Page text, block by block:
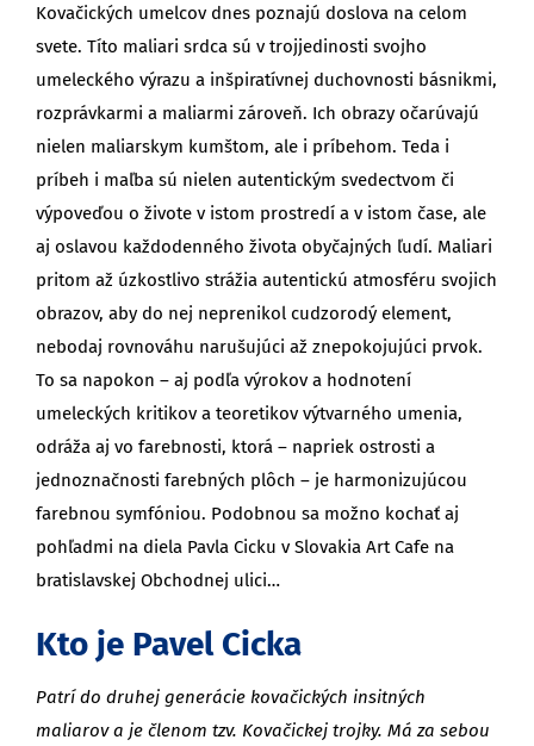
Kovačických umelcov dnes poznajú doslova na celom
svete. Títo maliari srdca sú v trojjedinosti svojho
umeleckého výrazu a inšpiratívnej duchovnosti básnikmi,
rozprávkarmi a maliarmi zároveň. Ich obrazy očarúvajú
nielen maliarskym kumštom, ale i príbehom. Teda i
príbeh i maľba sú nielen autentickým svedectvom či
výpoveďou o živote v istom prostredí a v istom čase, ale
aj oslavou každodenného života obyčajných ľudí. Maliari
pritom až úzkostlivo strážia autentickú atmosféru svojich
obrazov, aby do nej neprenikol cudzorodý element,
nebodaj rovnováhu narušujúci až znepokojujúci prvok.
To sa napokon – aj podľa výrokov a hodnotení
umeleckých kritikov a teoretikov výtvarného umenia,
odráža aj vo farebnosti, ktorá – napriek ostrosti a
jednoznačnosti farebných plôch – je harmonizujúcou
farebnou symfóniou. Podobnou sa možno kochať aj
pohľadmi na diela Pavla Cicku v Slovakia Art Cafe na
bratislavskej Obchodnej ulici…
Kto je Pavel Cicka
Patrí do druhej generácie kovačických insitných
maliarov a je členom tzv. Kovačickej trojky. Má za sebou